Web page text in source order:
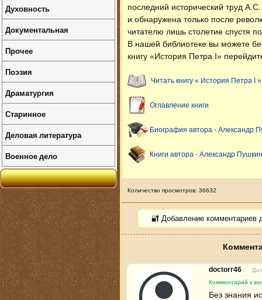
последний исторический труд
и обнаружена только после
читателю лишь столетие спустя
В нашей библиотеке вы можете
книгу «История Петра I»
Читать книгу « История Петра I »
Оглавление книги
Биография автора - Александр
Книги автора - Александр Пушкин
Количество просмотров: 36632
🔐 Добавление комментариев
doctorr46
Комментарий к
Без знания
Духовность
Документальная
Прочее
Поэзия
Драматургия
Старинное
Деловая литература
Военное дело